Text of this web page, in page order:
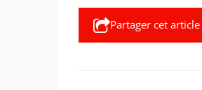
Partager cet article